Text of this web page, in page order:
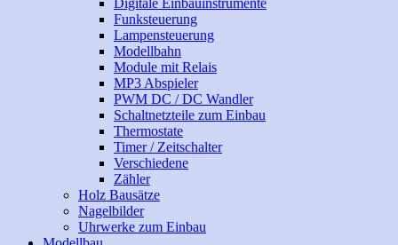
Funksteuerung
Lampensteuerung
Modellbahn
Module mit Relais
MP3 Abspieler
PWM DC / DC Wandler
Schaltnetzteile zum Einbau
Thermostate
Timer / Zeitschalter
Verschiedene
Zähler
Holz Bausätze
Nagelbilder
Uhrwerke zum Einbau